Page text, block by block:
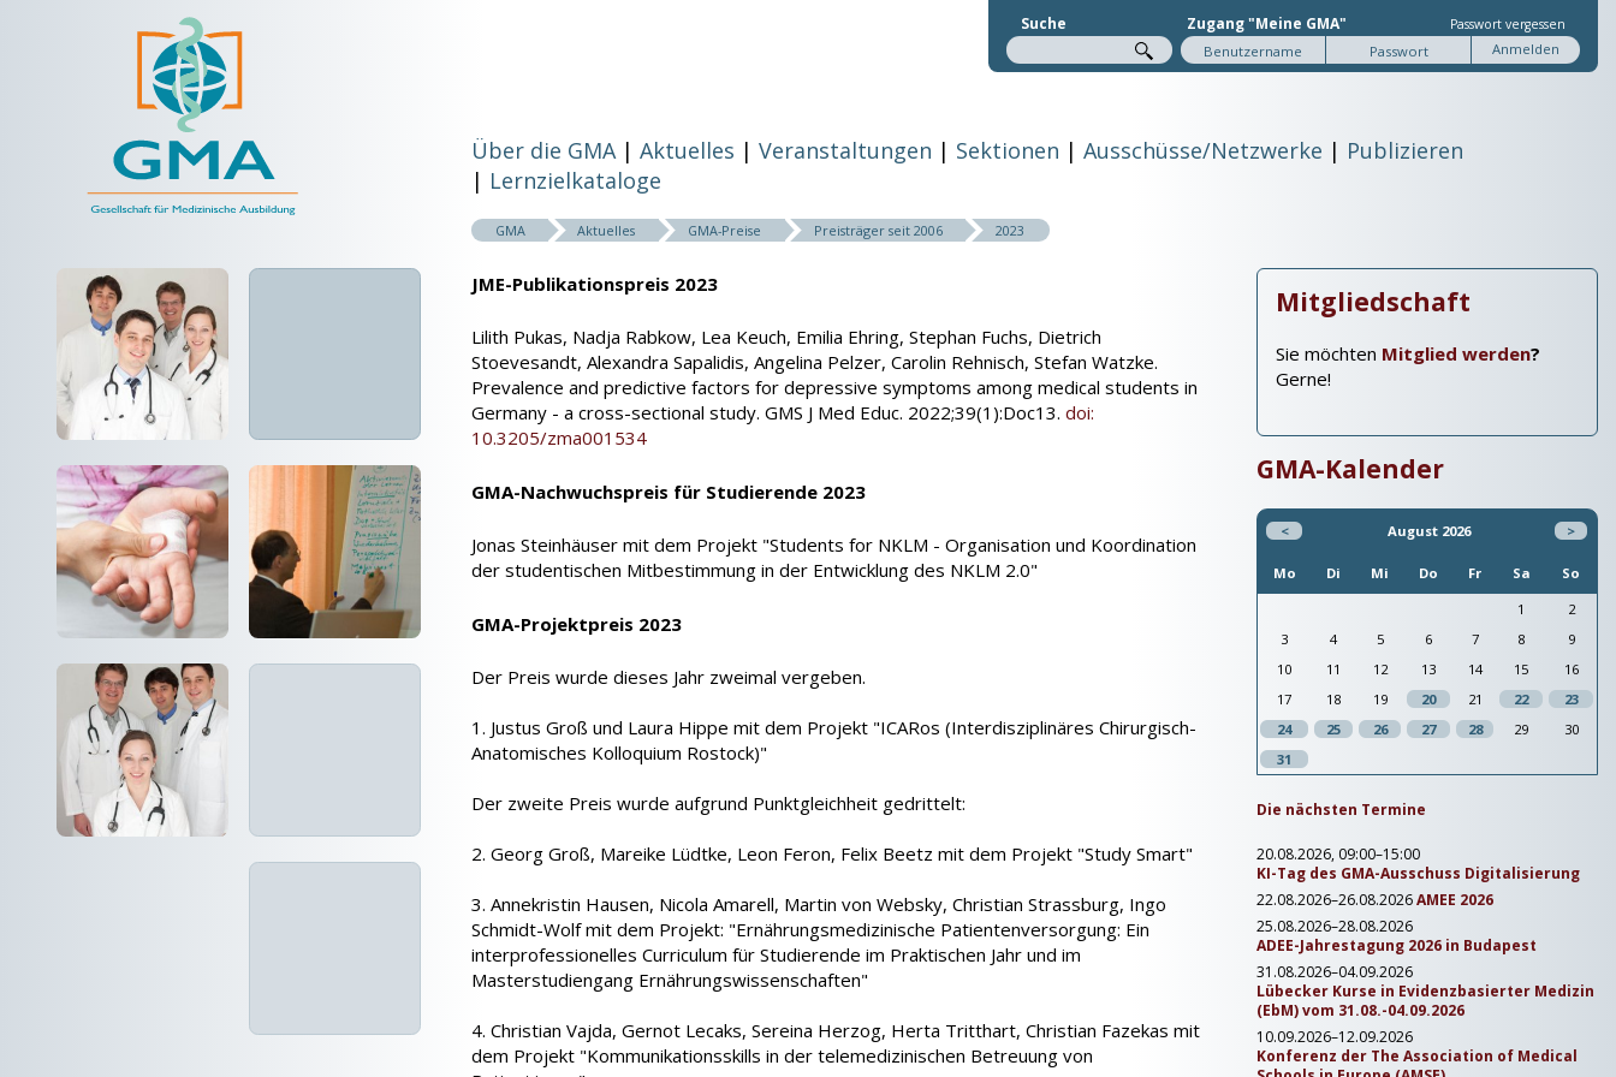
Suche Zugang "Meine GMA" Passwort vergessen
Über die GMA Aktuelles Veranstaltungen Sektionen Ausschüsse/Netzwerke
Publizieren
Lernzielkataloge
GMA Aktuelles GMA-Preise Preisträger seit 2006 2023
JME-Publikationspreis 2023
Lilith Pukas, Nadja Rabkow, Lea Keuch, Emilia Ehring, Stephan Fuchs, Dietrich
Stoevesandt, Alexandra Sapalidis, Angelina Pelzer, Carolin Rehnisch, Stefan Watzke.
Prevalence and predictive factors for depressive symptoms among medical students in
Germany - a cross-sectional study. GMS J Med Educ. 2022;39(1):Doc13.doi:
10.3205/zma001534
GMA-Nachwuchspreis für Studierende 2023
Jonas Steinhäuser mit dem Projekt "Students for NKLM - Organisation und Koordination
der studentischen Mitbestimmung in der Entwicklung des NKLM 2.0"
GMA-Projektpreis 2023
Der Preis wurde dieses Jahr zweimal vergeben.
1. Justus Groß und Laura Hippe mit dem Projekt "ICARos (Interdisziplinäres Chirurgisch-
Anatomisches Kolloquium Rostock)"
Der zweite Preis wurde aufgrund Punktgleichheit gedrittelt:
2. Georg Groß, Mareike Lüdtke, Leon Feron, Felix Beetz mit dem Projekt "Study Smart"
3. Annekristin Hausen, Nicola Amarell, Martin von Websky, Christian Strassburg, Ingo
Schmidt-Wolf mit dem Projekt: "Ernährungsmedizinische Patientenversorgung: Ein
interprofessionelles Curriculum für Studierende im Praktischen Jahr und im
Masterstudiengang Ernährungswissenschaften"
4. Christian Vajda, Gernot Lecaks, Sereina Herzog, Herta Tritthart, Christian Fazekas mit
dem Projekt "Kommunikationsskills in der telemedizinischen Betreuung von
Mitgliedschaft
Sie möchten Mitglied werden?
Gerne!
GMA-Kalender
< August 2026 >
Mo Di Mi Do Fr Sa
So
1
2
3
4 5 6 7 8
9
10
11 12 13 14 15
16
17
18 19 20 21 22
23
24
25 26 27 28 29
30
31
Die nächsten Termine
20.08.2026, 09:00–15:00
KI-Tag des GMA-Ausschuss Digitalisierung
22.08.2026–26.08.2026AMEE 2026
25.08.2026–28.08.2026
ADEE-Jahrestagung 2026 in Budapest
31.08.2026–04.09.2026
Lübecker Kurse in Evidenzbasierter Medizin
(EbM) vom 31.08.-04.09.2026
10.09.2026–12.09.2026
Konferenz der The Association of Medical